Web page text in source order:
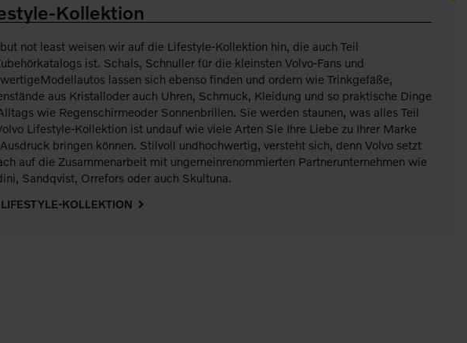
Kollektion
not least weisen wir auf die Lifestyle-Kollektion hin, die auch Teil
ist. Schals, Schnuller für die kleinsten Volvo-Fans und
lassen sich ebenso finden und ordern wie Trinkgefäße,
aus Kristalloder auch Uhren, Schmuck, Kleidung und so praktische Dinge
wie Regenschirmeoder Sonnenbrillen. Sie werden staunen, was alles Teil
Lifestyle-Kollektion ist undauf wie viele Arten Sie Ihre Liebe zu Ihrer Marke
bringen können. Stilvoll undhochwertig, versteht sich, denn Volvo setzt
auf die Zusammenarbeit mit ungemeinrenommierten Partnerunternehmen wie
Sandqvist, Orrefors oder auch Skultuna.
KOLLEKTION